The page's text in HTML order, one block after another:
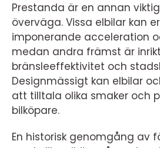
Prestanda är en annan
överväga. Vissa elbilar kan
imponerande acceleration
medan andra främst är
bränsleeffektivitet och
Designmässigt kan elbilar
att tilltala olika smaker och
bilköpare.
En historisk genomgång av